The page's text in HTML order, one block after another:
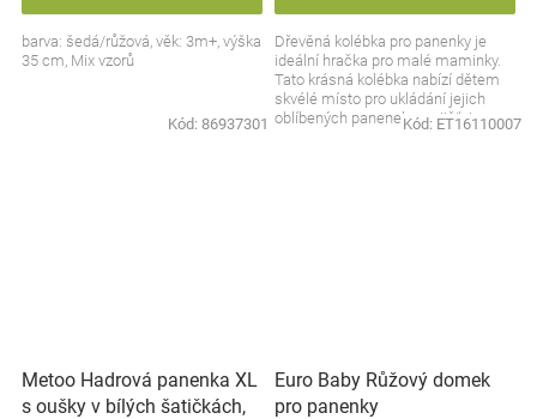
barva: šedá/růžová, věk: 3m+, výška
35 cm, Mix vzorů
Kód: 86937301
Dřevěná kolébka pro panenky je
ideální hračka pro malé maminky.
Tato krásná kolébka nabízí dětem
skvélé místo pro ukládání jejich
oblíbených panenek a zajišťuje
Kód: ET16110007
Metoo Hadrová panenka XL
s oušky v bílých šatičkách,
Euro Baby Růžový domek
pro panenky